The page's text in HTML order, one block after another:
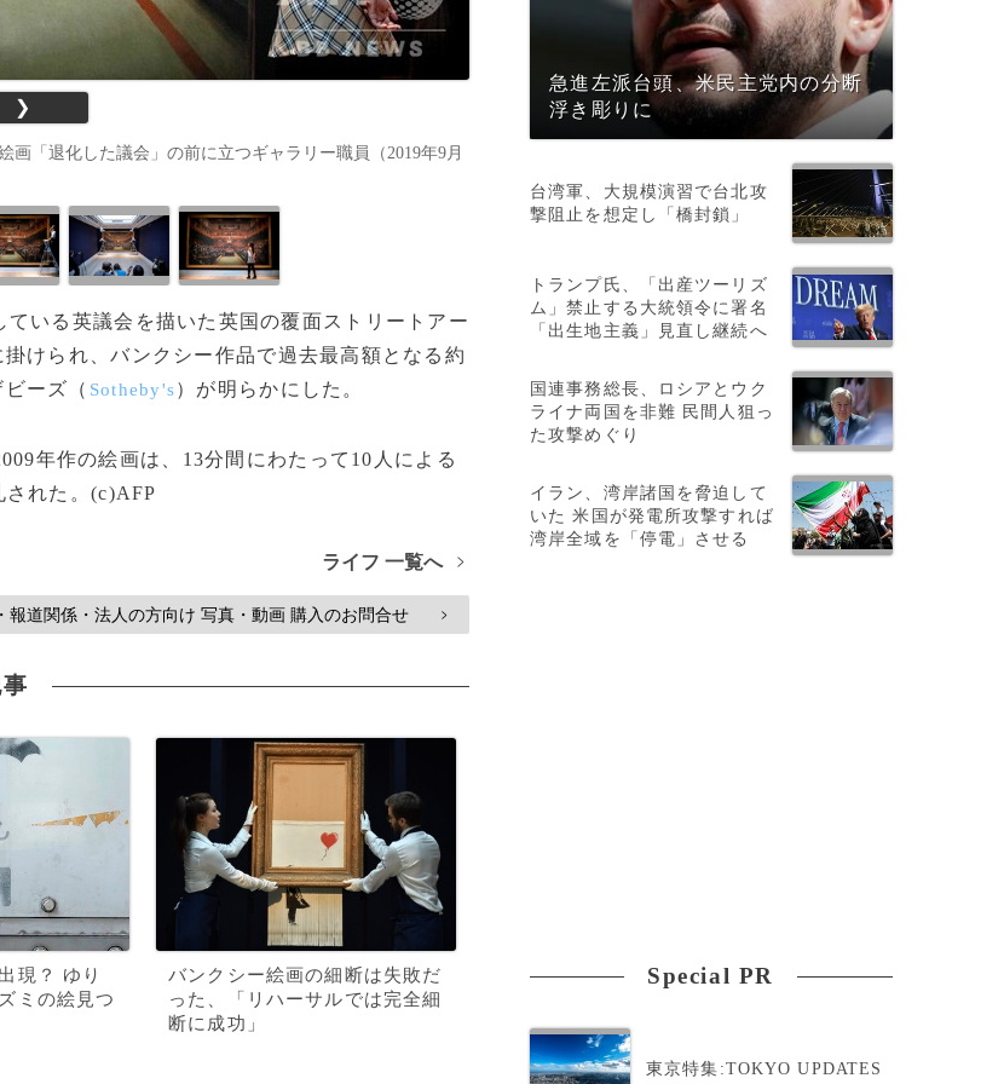
❯
「退化した議会」の前に立つギャラリー職員（2019年9月
いる英議会を描いた英国の覆面ストリートアー
けられ、バンクシー作品で過去最高額となる約
ーズ（ Sotheby's）が明らかにした。
年作の絵画は、13分間にわたって10人による
された。(c)AFP
ライフ 一覧へ >
報道関係・法人の方向け 写真・動画 購入のお問合せ >
現？ ゆり
ミの絵見つ
バンクシー絵画の細断は失敗だ
った、「リハーサルでは完全細
断に成功」
急進左派台頭、米民主党内の分断
浮き彫りに
台湾軍、大規模演習で台北攻
撃阻止を想定し「橋封鎖」
トランプ氏、「出産ツーリズ
ム」禁止する大統領令に署名
「出生地主義」見直し継続へ
国連事務総長、ロシアとウク
ライナ両国を非難 民間人狙っ
た攻撃めぐり
イラン、湾岸諸国を脅迫して
いた 米国が発電所攻撃すれば
湾岸全域を「停電」させる
Special PR
東京特集:TOKYO UPDATES